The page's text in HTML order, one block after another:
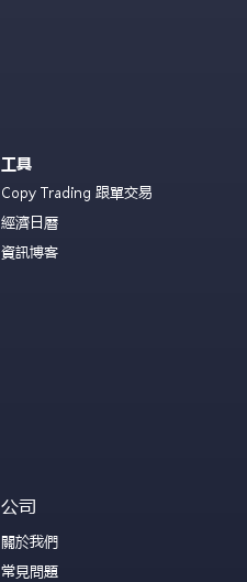
工具
Copy Trading 跟單交易
經濟日曆
資訊博客
公司
關於我們
常見問題